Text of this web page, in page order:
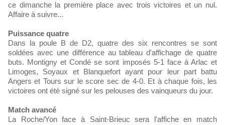
ce dimanche la première place avec trois victoires et un nul.
Affaire à suivre...
Puissance quatre
Dans la poule B de D2, quatre des six rencontres se sont
soldées avec une différence au tableau d'affichage de quatre
buts. Montigny et Condé se sont imposés 5-1 face à Arlac et
Limoges, Soyaux et Blanquefort ayant pour leur part battu
Angers et Tours sur le score sec de 4-0. Et à chaque fois, les
victoires ont été signé sur les pelouses des vainqueurs du jour.
Match avancé
La Roche/Yon face à Saint-Brieuc sera l'affiche en match